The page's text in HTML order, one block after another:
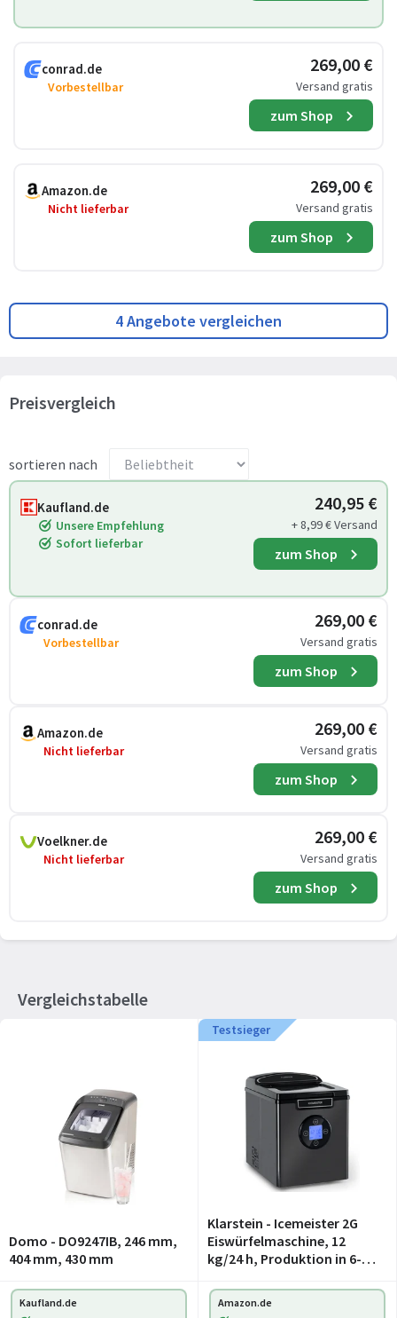
conrad.de
Vorbestellbar
269,00 €
Versand gratis
zum Shop
Amazon.de
Nicht lieferbar
269,00 €
Versand gratis
zum Shop
4 Angebote vergleichen
Preisvergleich
sortieren nach
Kaufland.de
Unsere Empfehlung
Sofort lieferbar
240,95 €
+ 8,99 € Versand
zum Shop
conrad.de
Vorbestellbar
269,00 €
Versand gratis
zum Shop
Amazon.de
Nicht lieferbar
269,00 €
Versand gratis
zum Shop
Voelkner.de
Nicht lieferbar
269,00 €
Versand gratis
zum Shop
Vergleichstabelle
Domo - DO9247IB, 246 mm,
404 mm, 430 mm
Testsieger
Klarstein - Icemeister 2G
Eiswürfelmaschine, 12
kg/24 h, Produktion in 6-10
Eiswürfelgrößen, 1,8 l
Wassertank, LCD-Display,
Kaufland.de
Amazon.de